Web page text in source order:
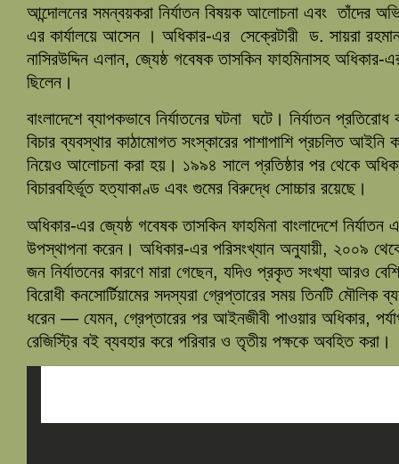
আন্দোলনের সমন্বয়করা নির্যাতন বিষয়ক আলোচনা এবং তাঁদের
এর কার্যালয়ে আসেন । অধিকার-এর সেক্রেটারী ড. সায়রা
নাসিরউদ্দিন এলান, জ্যেষ্ঠ গবেষক তাসকিন ফাহমিনাসহ
ছিলেন।
বাংলাদেশে ব্যাপকভাবে নির্যাতনের ঘটনা ঘটে। নির্যাতন
বিচার ব্যবস্থার কাঠামোগত সংস্কারের পাশাপাশি প্রচলিত আইনি
নিয়েও আলোচনা করা হয়। ১৯৯৪ সালে প্রতিষ্ঠার পর থেকে
বিচারবহির্ভূত হত্যাকাণ্ড এবং গুমের বিরুদ্ধে সোচ্চার রয়েছে।
অধিকার-এর জ্যেষ্ঠ গবেষক তাসকিন ফাহমিনা বাংলাদেশে
উপস্থাপনা করেন। অধিকার-এর পরিসংখ্যান অনুযায়ী, ২০০৯
জন নির্যাতনের কারণে মারা গেছেন, যদিও প্রকৃত সংখ্যা আরও
বিরোধী কনসোর্টিয়ামের সদস্যরা গ্রেপ্তারের সময় তিনটি
ধরেন — যেমন, গ্রেপ্তারের পর আইনজীবী পাওয়ার অধিকার,
রেজিস্ট্রি বই ব্যবহার করে পরিবার ও তৃতীয় পক্ষকে অবহিত করা।